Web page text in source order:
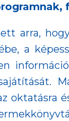
arra,
a
oktatásra